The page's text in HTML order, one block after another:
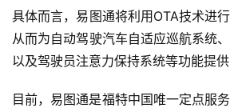
具体而言，易图通将利用OTA技术进
从而为自动驾驶汽车自适应巡航系统
以及驾驶员注意力保持系统等功能提供
目前，易图通是福特中国唯一定点服